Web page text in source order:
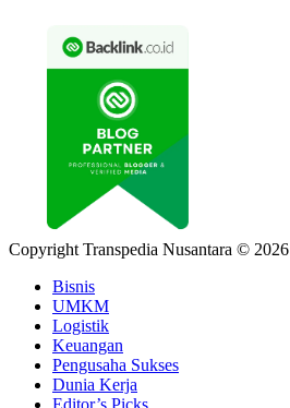
Copyright Transpedia Nusantara © 2026
Bisnis
UMKM
Logistik
Keuangan
Pengusaha Sukses
Dunia Kerja
Editor’s Picks